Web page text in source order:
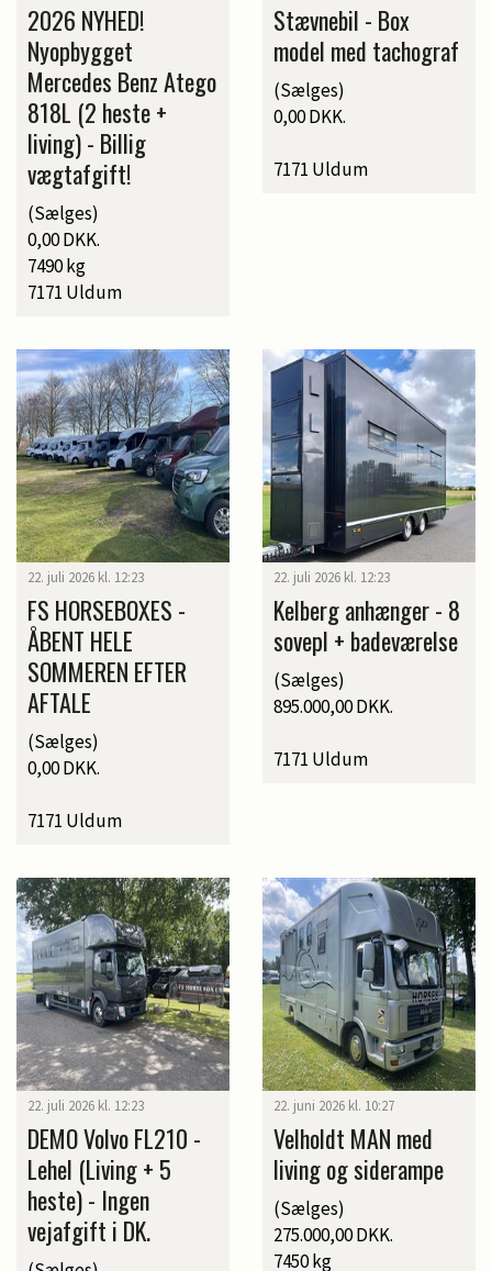
2026 NYHED!
Nyopbygget
Mercedes Benz Atego
818L (2 heste +
living) - Billig
vægtafgift!
(Sælges)
0,00 DKK.
7490 kg
7171 Uldum
Stævnebil - Box
model med tachograf
(Sælges)
0,00 DKK.
7171 Uldum
22. juli 2026 kl. 12:23
FS HORSEBOXES -
ÅBENT HELE
SOMMEREN EFTER
AFTALE
(Sælges)
0,00 DKK.
7171 Uldum
22. juli 2026 kl. 12:23
Kelberg anhænger - 8
sovepl + badeværelse
(Sælges)
895.000,00 DKK.
7171 Uldum
22. juli 2026 kl. 12:23
DEMO Volvo FL210 -
Lehel (Living + 5
heste) - Ingen
vejafgift i DK.
22. juni 2026 kl. 10:27
Velholdt MAN med
living og siderampe
(Sælges)
275.000,00 DKK.
7450 kg